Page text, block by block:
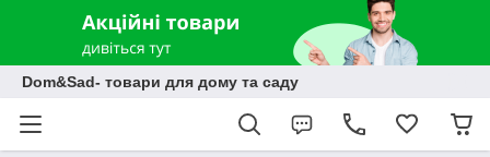
Dom&Sad- товари для дому та саду